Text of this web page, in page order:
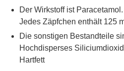
Der Wirkstoff ist Paracetamol.
Jedes Zäpfchen enthält 125
Die sonstigen Bestandteile
Hochdisperses
Hartfett